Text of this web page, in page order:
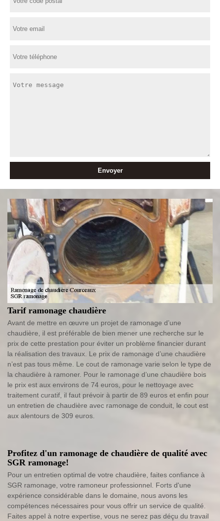
Tarif ramonage chaudière
Avant de mettre en œuvre un projet de ramonage d’une
chaudière, il est préférable de bien mener une recherche sur le
prix de cette prestation pour éviter un problème financier durant
la réalisation des travaux. Le prix de ramonage d’une chaudière
n’est pas tous même. Le cout de ramonage varie selon le type de
la chaudière à ramoner. Pour le ramonage d’une chaudière bois
le prix est aux environs de 74 euros, pour le nettoyage avec
traitement curatif, il faut prévoir à partir de 89 euros et enfin pour
un entretien de chaudière avec ramonage de conduit, le cout est
aux alentours de 309 euros.
Profitez d'un ramonage de chaudière de qualité avec
SGR ramonage!
Pour un entretien optimal de votre chaudière, faites confiance à
SGR ramonage, votre ramoneur professionnel. Forts d'une
expérience considérable dans le domaine, nous avons les
compétences nécessaires pour vous offrir un service de qualité.
Faites appel à notre expertise, vous ne serez pas déçu du travail